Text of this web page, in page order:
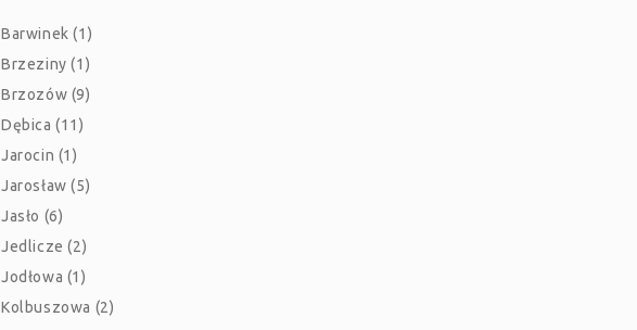
Barwinek (1)
Brzeziny (1)
Brzozów (9)
Dębica (11)
Jarocin (1)
Jarosław (5)
Jasło (6)
Jedlicze (2)
Jodłowa (1)
Kolbuszowa (2)